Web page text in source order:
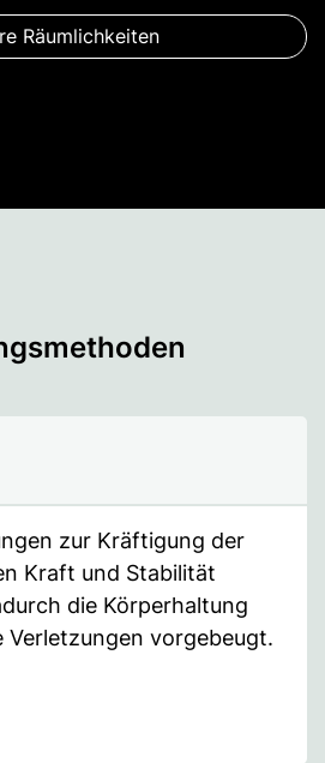
Räumlichkeiten
zur Kräftigung der
Kraft und Stabilität
die Körperhaltung
Verletzungen vorgebeugt.